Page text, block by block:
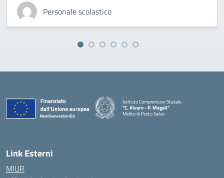
Personale scolastico
Istituto Comprensivo Statale
"C. Alvaro - P. Megali"
Melito di Porto Salvo
Link Esterni
MIUR